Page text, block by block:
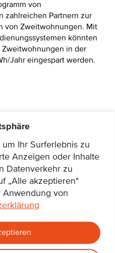
Ihr Surferlebnis zu
Anzeigen oder Inhalte
Datenverkehr zu
„Alle akzeptieren"
Anwendung von
von
zahlreichen Partnern zur
von Zweitwohnungen. Mit
könnten
in der
Jahr eingespart werden.